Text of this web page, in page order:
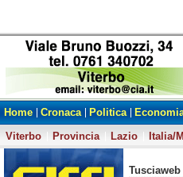
Home Cronaca Politica
Viterbo
Provincia Lazio Italia/
Tusciaweb